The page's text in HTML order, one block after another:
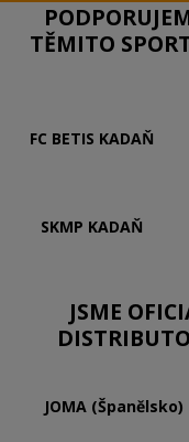
TĚMITO
FC BETIS KADAŇ
SKMP KADAŇ
JSME
JOMA (Španělsko)